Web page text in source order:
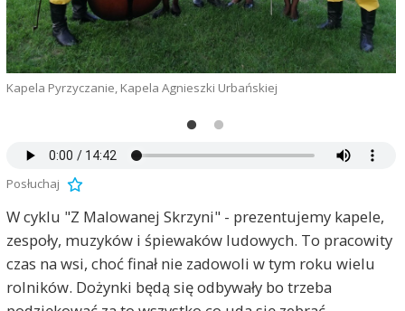
Kapela Pyrzyczanie, Kapela Agnieszki Urbańskiej
Posłuchaj
W cyklu "Z Malowanej Skrzyni" - prezentujemy kapele,
zespoły, muzyków i śpiewaków ludowych. To pracowity
czas na wsi, choć finał nie zadowoli w tym roku wielu
rolników. Dożynki będą się odbywały bo trzeba